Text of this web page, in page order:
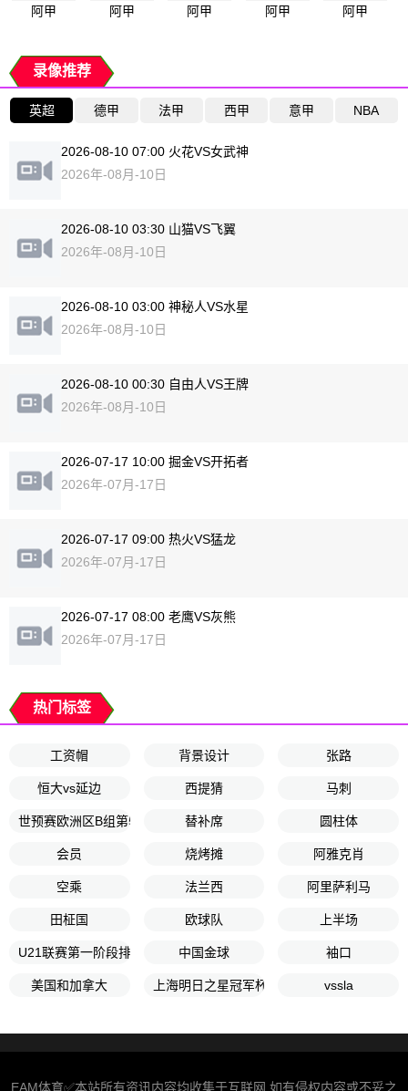
阿甲 阿甲 阿甲 阿甲 阿甲
录像推荐
英超 德甲 法甲 西甲 意甲 NBA
2026-08-10 07:00 火花VS女武神
2026年-08月-10日
2026-08-10 03:30 山猫VS飞翼
2026年-08月-10日
2026-08-10 03:00 神秘人VS水星
2026年-08月-10日
2026-08-10 00:30 自由人VS王牌
2026年-08月-10日
2026-07-17 10:00 掘金VS开拓者
2026年-07月-17日
2026-07-17 09:00 热火VS猛龙
2026年-07月-17日
2026-07-17 08:00 老鹰VS灰熊
2026年-07月-17日
热门标签
工资帽 背景设计 张路
恒大vs延边 西提猜 马刺
世预赛欧洲区B组第5轮 替补席 圆柱体
会员 烧烤摊 阿雅克肖
空乘 法兰西 阿里萨利马
田柾国 欧球队 上半场
U21联赛第一阶段排位赛1第2轮中国金球 袖口
美国和加拿大 上海明日之星冠军杯小组赛A组vssla
EAM体育✅本站所有资讯内容均收集于互联网,如有侵权内容或不妥之